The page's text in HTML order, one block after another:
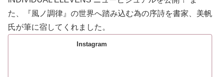
た、『風ノ調律』の世界へ踏み込む為の序詩を書家、美帆
氏が筆に宿してくれました。
Instagram